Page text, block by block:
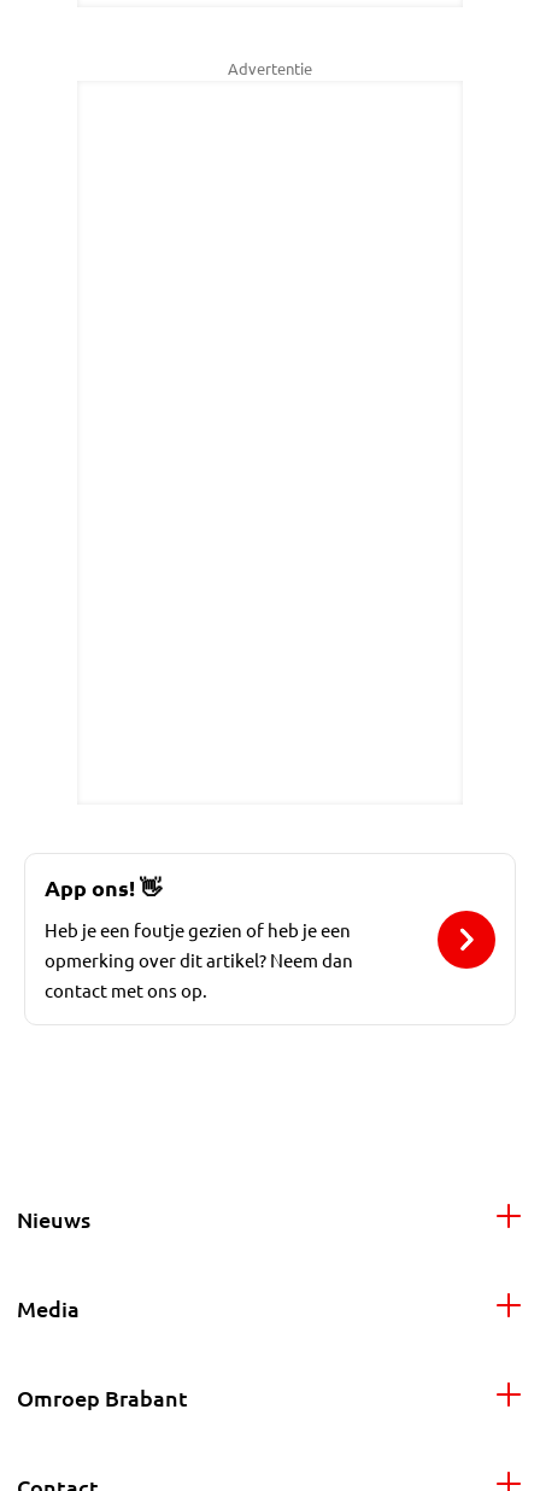
Advertentie
App ons!👋
Heb je een foutje gezien of heb je een
opmerking over dit artikel? Neem dan
contact met ons op.
Nieuws
Media
Omroep Brabant